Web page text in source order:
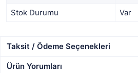
Stok Durumu
Var
Taksit / Ödeme Seçenekleri
Ürün Yorumları